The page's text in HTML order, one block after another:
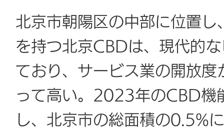
北京市朝陽区の中部に位置
を持つ北京CBDは、現代的
ており、サービス業の開放
って高い。2023年のCBD
し、北京市の総面積の0.5%